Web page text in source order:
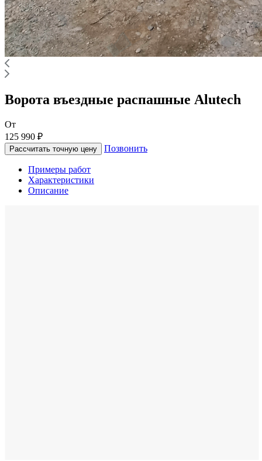
Ворота въездные распашные Alutech
От
125 990 ₽
Рассчитать точную цену Позвонить
Примеры работ
Характеристики
Описание